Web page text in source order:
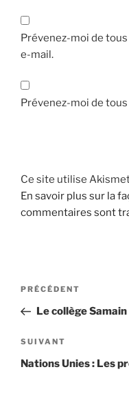
Prévenez-moi de
e-mail.
Prévenez-moi de
Ce site utilise
En savoir plus sur la
commentaires sont
Navigation
l’article
Article
précédent
PRÉCÉDENT
Le collège Samain
Article
suivant
SUIVANT
Nations Unies : Les